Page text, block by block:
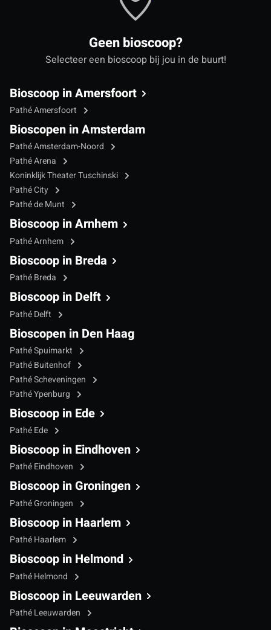
Geen bioscoop?
Selecteer een bioscoop bij jou in de buurt!
Bioscoop in Amersfoort
Pathé Amersfoort
Bioscopen in Amsterdam
Pathé Amsterdam-Noord
Pathé Arena
Koninklijk Theater Tuschinski
Pathé City
Pathé de Munt
Bioscoop in Arnhem
Pathé Arnhem
Bioscoop in Breda
Pathé Breda
Bioscoop in Delft
Pathé Delft
Bioscopen in Den Haag
Pathé Spuimarkt
Pathé Buitenhof
Pathé Scheveningen
Pathé Ypenburg
Bioscoop in Ede
Pathé Ede
Bioscoop in Eindhoven
Pathé Eindhoven
Bioscoop in Groningen
Pathé Groningen
Bioscoop in Haarlem
Pathé Haarlem
Bioscoop in Helmond
Pathé Helmond
Bioscoop in Leeuwarden
Pathé Leeuwarden